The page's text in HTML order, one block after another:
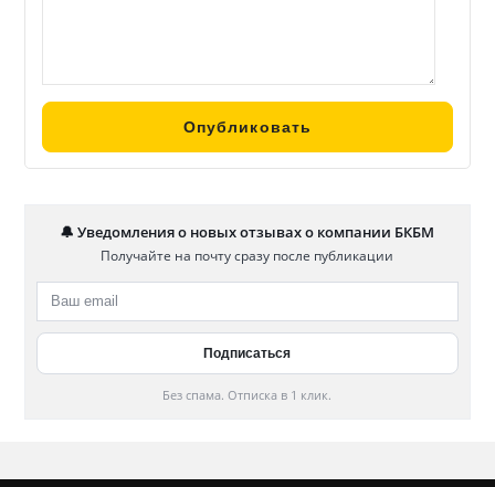
🔔 Уведомления о новых отзывах о компании БКБМ
Получайте на почту сразу после публикации
Без спама. Отписка в 1 клик.